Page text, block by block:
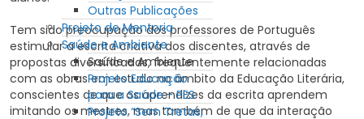
Outras Publicações
Projeto de Mentoria
Saúde e Ambiente
Saúde e Ambiente
Projeto Educação
para a Saúde - PES
Projeto “Sem Tretas,
Tem sido preocupação dos professores de Português
estimular a escrita criativa dos discentes, através de
propostas diversificadas, frequentemente relacionadas
com as obras em estudo no âmbito da Educação Literária,
conscientes de que os aprendizes da escrita aprendem
imitando os mestres, mas também de que da interação